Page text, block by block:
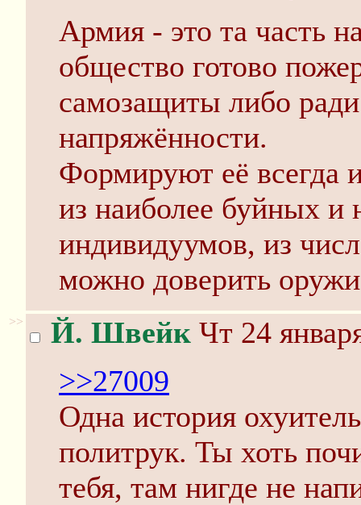
Армия - это та часть
общество готово
самозащиты либо
напряжённости.
Формируют её всегда
из наиболее буйных и
индивидуумов, из
можно доверить
>> Й. Швейк Чт 24
>>27009
Одна история
политрук. Ты хоть
тебя, там нигде не